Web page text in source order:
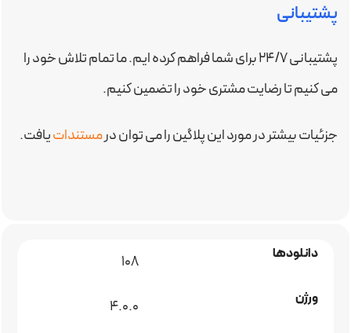
پشتیبانی
پشتیبانی ۲۴/۷ برای شما فراهم کرده ایم. ما تمام تلاش خود را
می کنیم تا رضایت مشتری خود را تضمین کنیم.
جزئیات بیشتر در مورد این پلاگین را می توان درمستنداتیافت.
دانلودها 108
ورژن 4.0.0